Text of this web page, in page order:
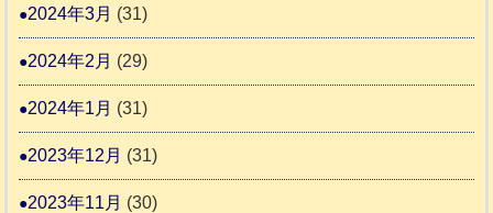
2024年3月 (31)
2024年2月 (29)
2024年1月 (31)
2023年12月 (31)
2023年11月 (30)